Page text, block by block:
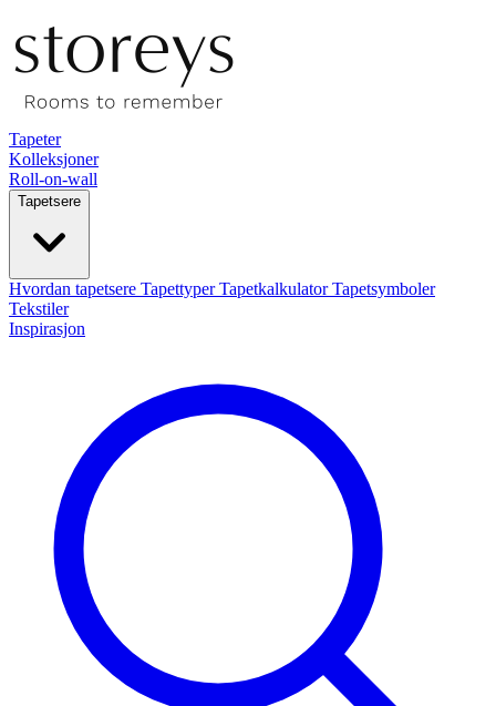
Tapeter
Kolleksjoner
Roll-on-wall
Tapetsere
Hvordan tapetsere TapettyperTapetkalkulatorTapetsymboler
Tekstiler
Inspirasjon